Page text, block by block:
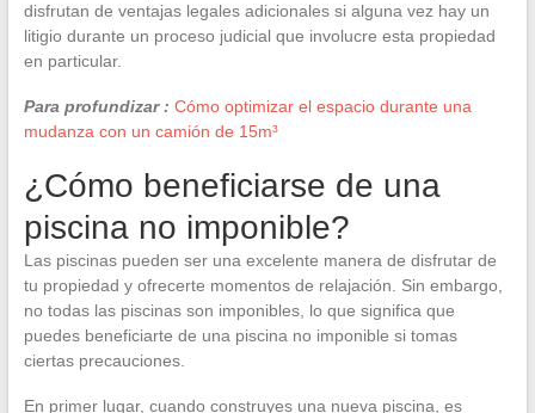
disfrutan de ventajas legales adicionales si alguna vez hay un
litigio durante un proceso judicial que involucre esta propiedad
en particular.
Para profundizar : Cómo optimizar el espacio durante una
mudanza con un camión de 15m³
¿Cómo beneficiarse de una
piscina no imponible?
Las piscinas pueden ser una excelente manera de disfrutar de
tu propiedad y ofrecerte momentos de relajación. Sin embargo,
no todas las piscinas son imponibles, lo que significa que
puedes beneficiarte de una piscina no imponible si tomas
ciertas precauciones.
En primer lugar, cuando construyes una nueva piscina, es